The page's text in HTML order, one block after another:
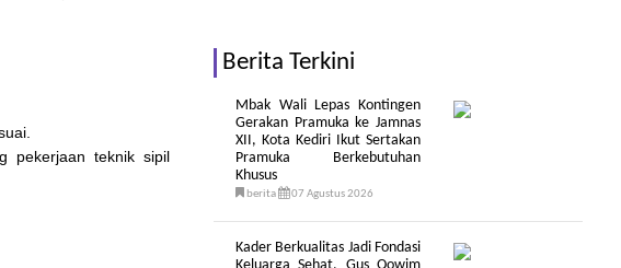
pekerjaan teknik sipil
Berita Terkini
Mbak Wali Lepas Kontingen
Gerakan Pramuka ke Jamnas
XII, Kota Kediri Ikut Sertakan
Pramuka Berkebutuhan
Khusus
berita 07 Agustus 2026
Kader Berkualitas Jadi Fondasi